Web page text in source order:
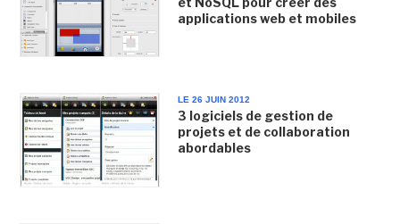
applications web et mobiles
LE 26 JUIN 2012
3 logiciels de gestion de
projets et de collaboration
abordables